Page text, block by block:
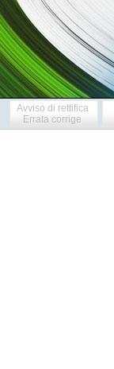
Avviso di rettifica
Errata corrige